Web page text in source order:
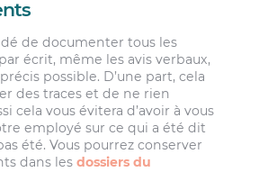
de documenter tous les
écrit, même les avis verbaux,
possible. D’une part, cela
des traces et de ne rien
cela vous évitera d’avoir à vous
employé sur ce qui a été dit
été. Vous pourrez conserver
dans lesdossiers du